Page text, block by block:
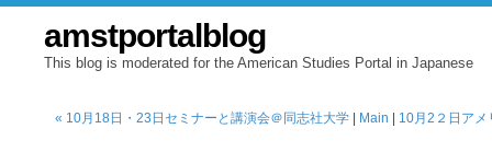
amstportalblog
This blog is moderated for the American Studies Portal in Japanese
« 10月18日・23日セミナーと講演会＠同志社大学 Main 10月2２日アメ